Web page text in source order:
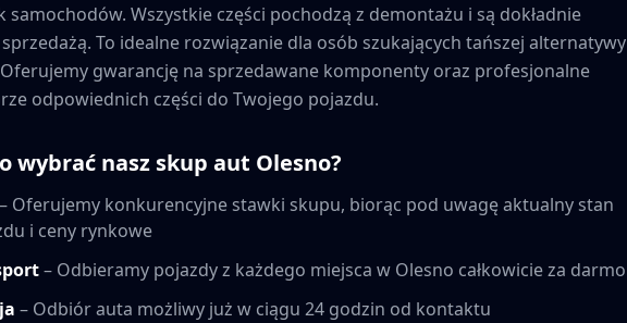
Wszystkie części pochodzą z demontażu i są dokładnie
To idealne rozwiązanie dla osób szukających tańszej alternatywy
gwarancję na sprzedawane komponenty oraz profesjonalne
odpowiednich części do Twojego pojazdu.
wybrać nasz skup aut Olesno?
– Oferujemy konkurencyjne stawki skupu, biorąc pod uwagę aktualny stan
i ceny rynkowe
– Odbieramy pojazdy z każdego miejsca w Olesno całkowicie za darmo
– Odbiór auta możliwy już w ciągu 24 godzin od kontaktu